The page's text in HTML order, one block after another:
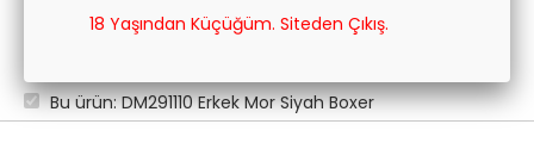
Bu ürün: DM291110 Erkek Mor Siyah Boxer
18 Yaşından Küçüğüm. Siteden Çıkış.